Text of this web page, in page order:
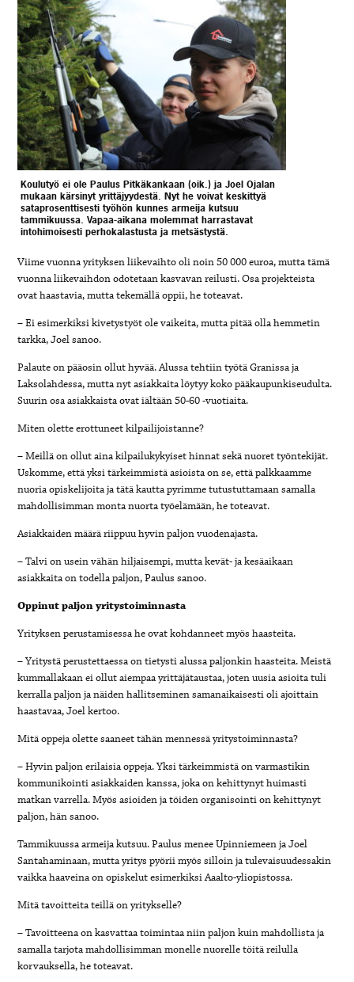
Koulutyö ei ole Paulus Pitkäkankaan (oik.) ja Joel Ojalan
mukaan kärsinyt yrittäjyydestä. Nyt he voivat keskittyä
sataprosenttisesti työhön kunnes armeija kutsuu
tammikuussa. Vapaa-aikana molemmat harrastavat
intohimoisesti perhokalastusta ja metsästystä.
Viime vuonna yrityksen liikevaihto oli noin 50 000 euroa, mutta tämä
vuonna liikevaihdon odotetaan kasvavan reilusti. Osa projekteista
ovat haastavia, mutta tekemällä oppii, he toteavat.
– Ei esimerkiksi kivetystyöt ole vaikeita, mutta pitää olla hemmetin
tarkka, Joel sanoo.
Palaute on pääosin ollut hyvää. Alussa tehtiin työtä Granissa ja
Laksolahdessa, mutta nyt asiakkaita löytyy koko pääkaupunkiseudulta.
Suurin osa asiakkaista ovat iältään 50-60 -vuotiaita.
Miten olette erottuneet kilpailijoistanne?
– Meillä on ollut aina kilpailukykyiset hinnat sekä nuoret työntekijät.
Uskomme, että yksi tärkeimmistä asioista on se, että palkkaamme
nuoria opiskelijoita ja tätä kautta pyrimme tutustuttamaan samalla
mahdollisimman monta nuorta työelämään, he toteavat.
Asiakkaiden määrä riippuu hyvin paljon vuodenajasta.
– Talvi on usein vähän hiljaisempi, mutta kevät- ja kesäaikaan
asiakkaita on todella paljon, Paulus sanoo.
Oppinut paljon yritystoiminnasta
Yrityksen perustamisessa he ovat kohdanneet myös haasteita.
– Yritystä perustettaessa on tietysti alussa paljonkin haasteita. Meistä
kummallakaan ei ollut aiempaa yrittäjätaustaa, joten uusia asioita tuli
kerralla paljon ja näiden hallitseminen samanaikaisesti oli ajoittain
haastavaa, Joel kertoo.
Mitä oppeja olette saaneet tähän mennessä yritystoiminnasta?
– Hyvin paljon erilaisia oppeja. Yksi tärkeimmistä on varmastikin
kommunikointi asiakkaiden kanssa, joka on kehittynyt huimasti
matkan varrella. Myös asioiden ja töiden organisointi on kehittynyt
paljon, hän sanoo.
Tammikuussa armeija kutsuu. Paulus menee Upinniemeen ja Joel
Santahaminaan, mutta yritys pyörii myös silloin ja tulevaisuudessakin
vaikka haaveina on opiskelut esimerkiksi Aaalto-yliopistossa.
Mitä tavoitteita teillä on yritykselle?
– Tavoitteena on kasvattaa toimintaa niin paljon kuin mahdollista ja
samalla tarjota mahdollisimman monelle nuorelle töitä reilulla
korvauksella, he toteavat.